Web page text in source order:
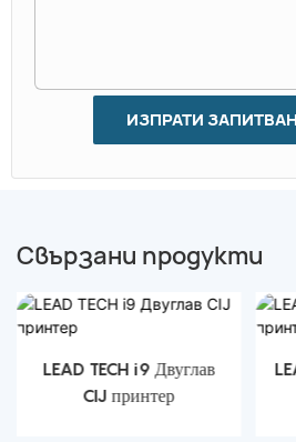
ИЗПРАТИ
Свързани продукти
LEAD TECH i9 Двуглав
CIJ принтер